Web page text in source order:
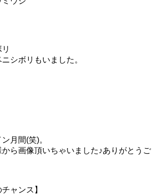
シボリもいました。
月間(笑)。
ら画像頂いちゃいました♪ありがとうご
ャンス】